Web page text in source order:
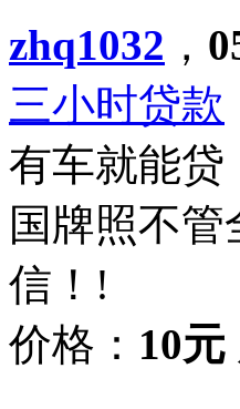
zhq1032 ，
三小时贷款
有车就能贷
国牌照不
信！!
价格： 10元